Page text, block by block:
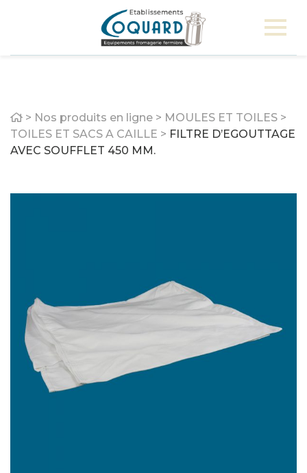
Home
> Nos produits en ligne > MOULES ET TOILES >
TOILES ET SACS A CAILLE > FILTRE D’EGOUTTAGE
AVEC SOUFFLET 450 MM.